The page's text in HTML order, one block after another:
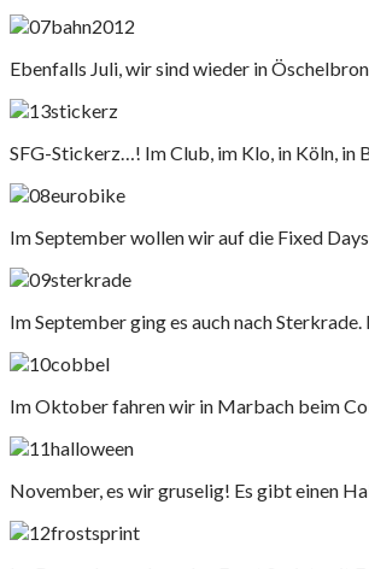
Ebenfalls Juli, wir sind wieder in
SFG-Stickerz…! Im Club, im Klo, in Köln, in
Im September wollen wir auf die Fixed
Im September ging es auch nach
Im Oktober fahren wir in Marbach beim
November, es wir gruselig! Es gibt einen